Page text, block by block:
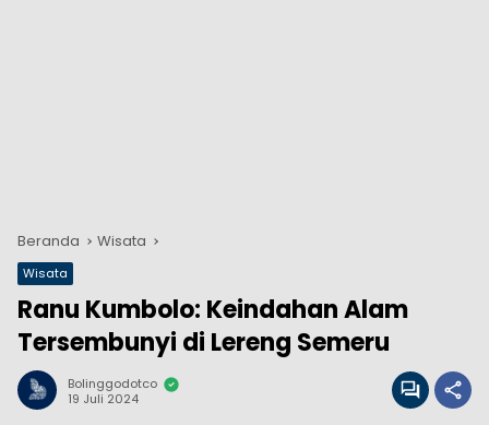
Beranda Wisata
Wisata
Ranu Kumbolo: Keindahan Alam
Tersembunyi di Lereng Semeru
Bolinggodotco
19 Juli 2024